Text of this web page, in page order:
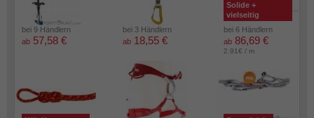
bei 9 Händlern
ab 57,58 €
bei 3 Händlern
ab 18,55 €
Solide +
vielseitig
bei 6 Händlern
ab 86,69 €
2.91€ / m